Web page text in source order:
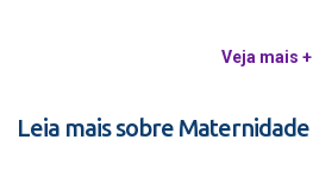
Veja mais +
Leia mais sobre Maternidade